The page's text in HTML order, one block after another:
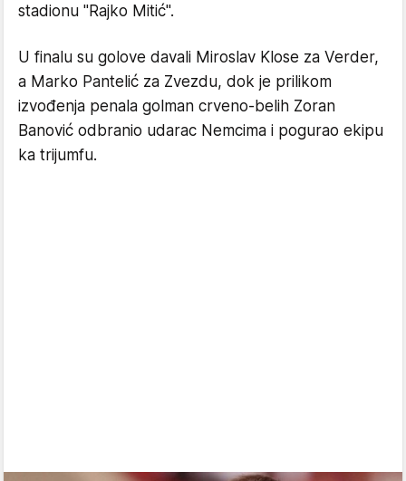
stadionu "Rajko Mitić".
U finalu su golove davali Miroslav Klose za Verder,
a Marko Pantelić za Zvezdu, dok je prilikom
izvođenja penala golman crveno-belih Zoran
Banović odbranio udarac Nemcima i pogurao ekipu
ka trijumfu.